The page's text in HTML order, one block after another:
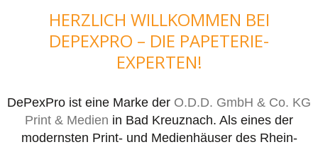
HERZLICH WILLKOMMEN BEI
DEPEXPRO – DIE PAPETERIE-
EXPERTEN!
DePexPro ist eine Marke der O.D.D. GmbH & Co. KG
Print & Medien in Bad Kreuznach. Als eines der
modernsten Print- und Medienhäuser des Rhein-